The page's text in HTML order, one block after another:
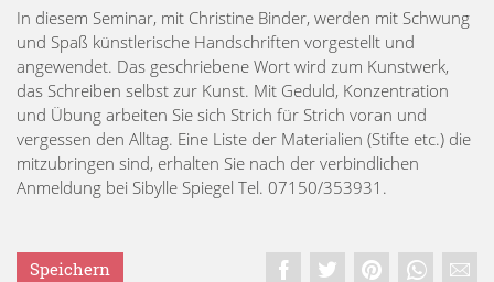
In diesem Seminar, mit Christine Binder, werden mit Schwung
und Spaß künstlerische Handschriften vorgestellt und
angewendet. Das geschriebene Wort wird zum Kunstwerk,
das Schreiben selbst zur Kunst. Mit Geduld, Konzentration
und Übung arbeiten Sie sich Strich für Strich voran und
vergessen den Alltag. Eine Liste der Materialien (Stifte etc.) die
mitzubringen sind, erhalten Sie nach der verbindlichen
Anmeldung bei Sibylle Spiegel Tel. 07150/353931.
Speichern